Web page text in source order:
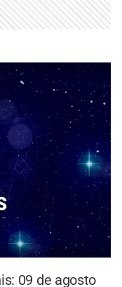
09 de agosto